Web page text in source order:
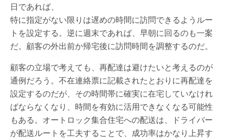
日であれば、
特に指定がない限りは遅めの時間に訪問できるようルー
トを設定する。逆に週末であれば、早朝に回るのも一案
だ。顧客の外出前か帰宅後に訪問時間を調整するのだ。
顧客の立場で考えても、再配達は避けたいと考えるのが
通例だろう。不在連絡票に記載されたとおりに再配達を
設定するのだが、その時間帯に確実に在宅していなけれ
ばならなくなり、時間を有効に活用できなくなる可能性
もある。オートロック集合住宅への配送は、ドライバー
が配送ルートを工夫することで、成功率はかなり上昇す